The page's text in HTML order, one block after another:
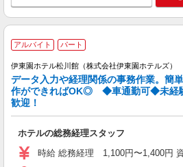
アルバイト パート
伊東園ホテル松川館（株式会社伊東園ホテルズ）
データ入力や経理関係の事務作業。簡
作ができればOK◎ ◆車通勤可◆未経
歓迎！
ホテルの総務経理スタッフ
時給 総務経理 1,100円〜1,400円